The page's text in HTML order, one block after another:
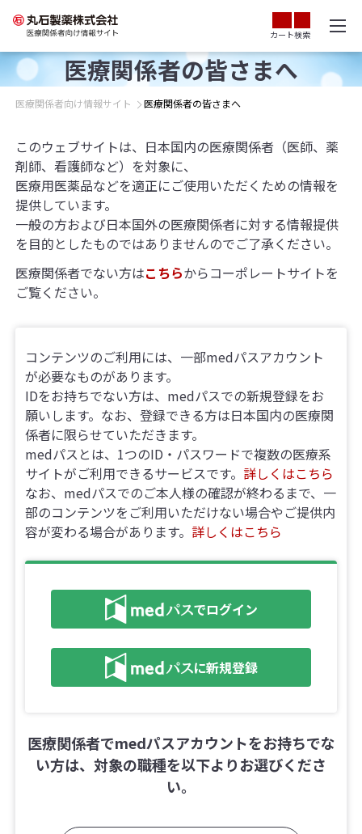
カート検索
医療関係者の皆さまへ
医療関係者向け情報サイト 医療関係者の皆さまへ
このウェブサイトは、日本国内の医療関係者（医師、薬
剤師、看護師など）を対象に、
医療用医薬品などを適正にご使用いただくための情報を
提供しています。
一般の方および日本国外の医療関係者に対する情報提供
を目的としたものではありませんのでご了承ください。
医療関係者でない方はこちらからコーポレートサイトを
ご覧ください。
コンテンツのご利用には、一部medパスアカウント
が必要なものがあります。
IDをお持ちでない方は、medパスでの新規登録をお
願いします。なお、登録できる方は日本国内の医療関
係者に限らせていただきます。
medパスとは、1つのID・パスワードで複数の医療系
サイトがご利用できるサービスです。 詳しくはこちら
なお、medパスでのご本人様の確認が終わるまで、一
部のコンテンツをご利用いただけない場合やご提供内
容が変わる場合があります。 詳しくはこちら
でログイン
に新規登録
医療関係者でmedパスアカウントをお持ちでな
い方は、対象の職種を以下よりお選びくださ
い。